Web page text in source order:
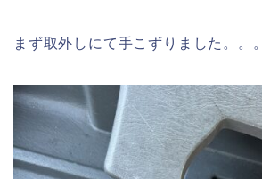
まず取外しにて手こずりました。。。